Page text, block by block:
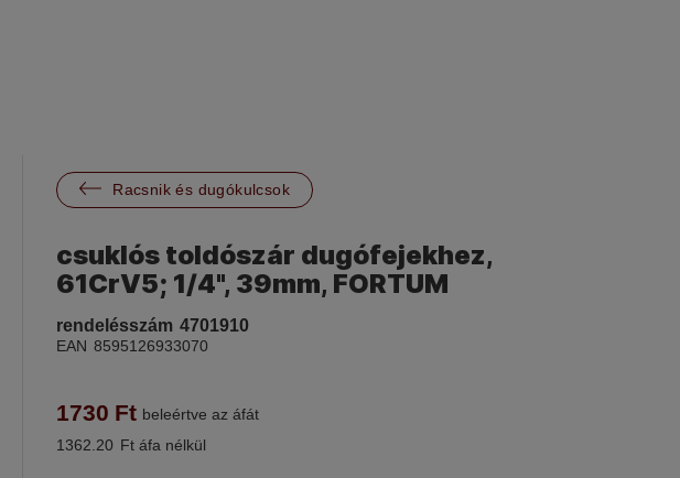
 Racsnik és dugókulcsok
csuklós toldószár dugófejekhez,
61CrV5; 1/4", 39mm, FORTUM
rendelésszám 4701910
EAN 8595126933070
1730 Ft beleértve az áfát
1362.20 Ft áfa nélkül